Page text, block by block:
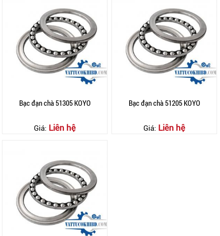
Bạc đạn chà 51305 KOYO
Giá: Liên hệ
Bạc đạn chà 51205 KOYO
Giá: Liên hệ